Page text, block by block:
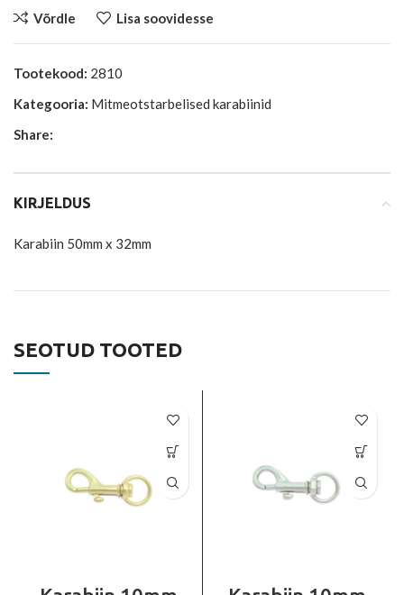
Võrdle Lisa soovidesse
Tootekood: 2810
Kategooria: Mitmeotstarbelised karabiinid
Share:
KIRJELDUS
Karabiin 50mm x 32mm
SEOTUD TOOTED